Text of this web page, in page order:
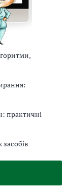
практичні